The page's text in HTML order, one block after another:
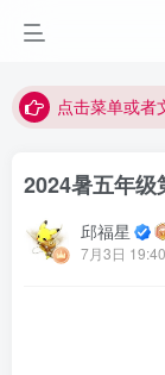
点击菜单或者
视频无法观看
2024暑五年
邱福星
7月3日